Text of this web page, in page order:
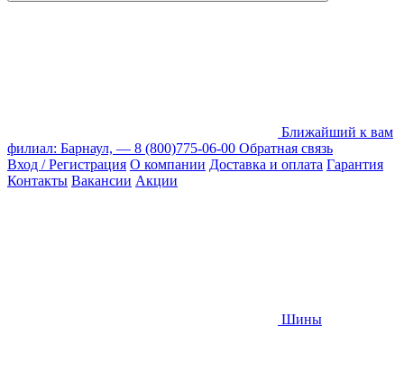
Ближайший к вам
филиал: Барнаул, — 8 (800)775-06-00 Обратная связь
Вход / Регистрация О компании Доставка и оплата Гарантия
Контакты Вакансии Акции
Шины